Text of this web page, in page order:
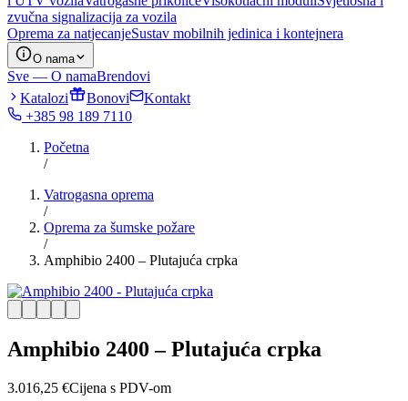
zvučna signalizacija za vozila
Oprema za natjecanjeSustav mobilnih jedinica i kontejnera
O nama
Sve — O namaBrendovi
Katalozi
Bonovi
Kontakt
+385 98 189 7110
Početna
/
Vatrogasna oprema
/
Oprema za šumske požare
/
Amphibio 2400 – Plutajuća crpka
Amphibio 2400 – Plutajuća crpka
3.016,25 €Cijena s PDV-om